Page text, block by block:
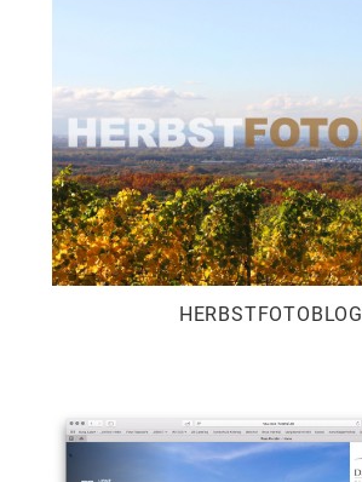
HERBSTFOTOBLOG